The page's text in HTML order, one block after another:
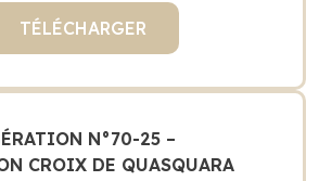
TÉLÉCHARGER
N°70-25 –
CROIX DE QUASQUARA